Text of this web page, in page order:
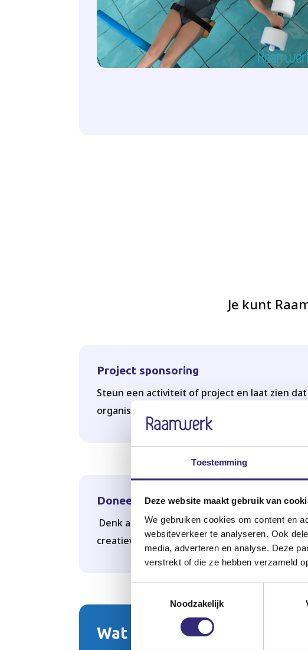
Toestemming
Deze website maakt gebruik van
We gebruiken cookies om content en
websiteverkeer te analyseren. Ook
media, adverteren en analyse. Deze
verstrekt of die ze hebben verzameld
Noodzakelijk
Je kunt
Project sponsoring
Steun een activiteit of project en laat zien
organisatie maatschappelijk betrokken is.
Doneer materialen of middelen
Denk aan sportkleding, muziekinstrumenten
creatieve materialen.
Wat levert het jou op?